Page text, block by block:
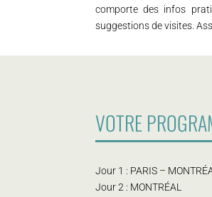
comporte des infos
suggestions de visites.
VOTRE
Jour 1 : PARIS –
Jour 2 : MONTRÉAL